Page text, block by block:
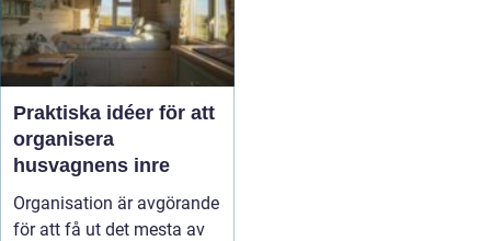
Praktiska idéer för att
organisera
husvagnens inre
Organisation är avgörande
för att få ut det mesta av